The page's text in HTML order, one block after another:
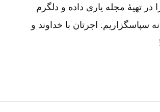
در تهیۀ مجله یاری داده و دلگرم
سپاسگزاریم. اجرتان با خداوند و